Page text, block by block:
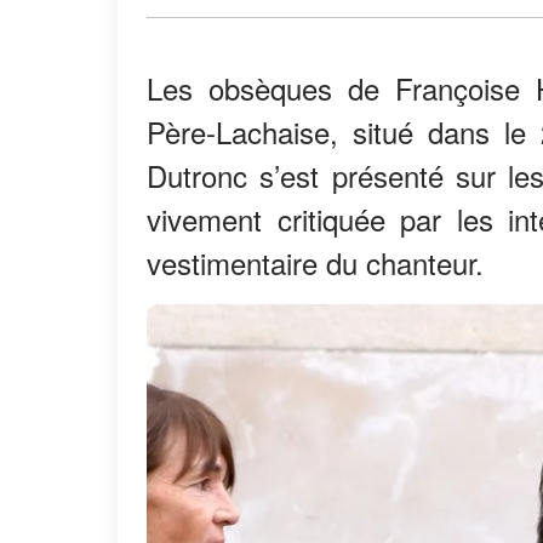
Les obsèques de
Père-Lachaise, situé dans
Dutronc s’est présenté sur
vivement critiquée par les
vestimentaire du chanteur.